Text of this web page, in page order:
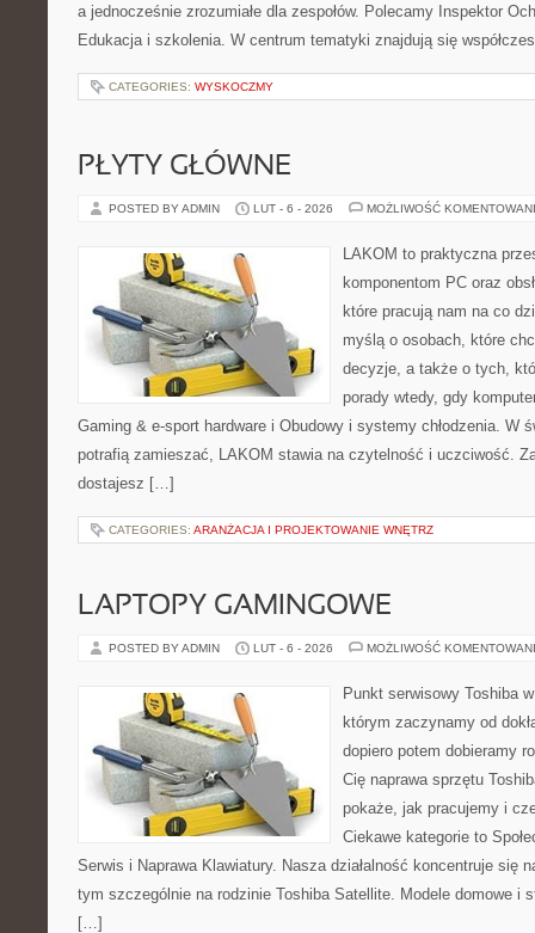
a jednocześnie zrozumiałe dla zespołów. Polecamy Inspektor
Edukacja i szkolenia. W centrum tematyki znajdują się
CATEGORIES: WYSKOCZMY
PŁYTY GŁÓWNE
POSTED BY ADMIN LUT - 6 - 2026 MOŻLIWOŚĆ
LAKOM to praktyczna
komponentom PC oraz
które pracują nam na co
myślą o osobach, które
decyzje, a także o tych,
porady wtedy, gdy
Gaming & e-sport hardware i Obudowy i systemy chłodzenia. W
potrafią zamieszać, LAKOM stawia na czytelność i uczciwość.
dostajesz […]
CATEGORIES: ARANŻACJA I PROJEKTOWANIE WNĘTRZ
LAPTOPY GAMINGOWE
POSTED BY ADMIN LUT - 6 - 2026 MOŻLIWOŚĆ
Punkt serwisowy Toshiba
którym zaczynamy od
dopiero potem dobieramy
Cię naprawa sprzętu
pokaże, jak pracujemy i
Ciekawe kategorie to
Serwis i Naprawa Klawiatury. Nasza działalność koncentruje się
tym szczególnie na rodzinie Toshiba Satellite. Modele domowe i
[…]